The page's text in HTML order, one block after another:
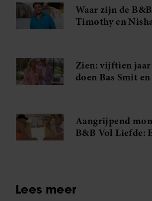
Waar zijn de
Timothy en
Zien: vijftien
doen Bas Smit
Aangrijpend
B&B Vol Liefde: